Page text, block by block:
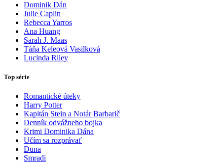
Dominik Dán
Julie Caplin
Rebecca Yarros
Ana Huang
Sarah J. Maas
Táňa Keleová Vasilková
Lucinda Riley
Top série
Romantické úteky
Harry Potter
Kapitán Stein a Notár Barbarič
Denník odvážneho bojka
Krimi Dominika Dána
Učím sa rozprávať
Duna
Smradi